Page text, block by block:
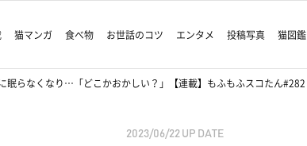
猫マンガ 食べ物 お世話のコツ エンタメ 投稿写真 猫図鑑
眠らなくなり…「どこかおかしい？」【連載】もふもふスコたん#282
2023/06/22 UP DATE